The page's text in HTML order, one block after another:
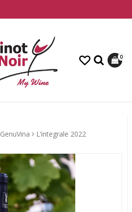
0
GenuVina L’integrale 2022